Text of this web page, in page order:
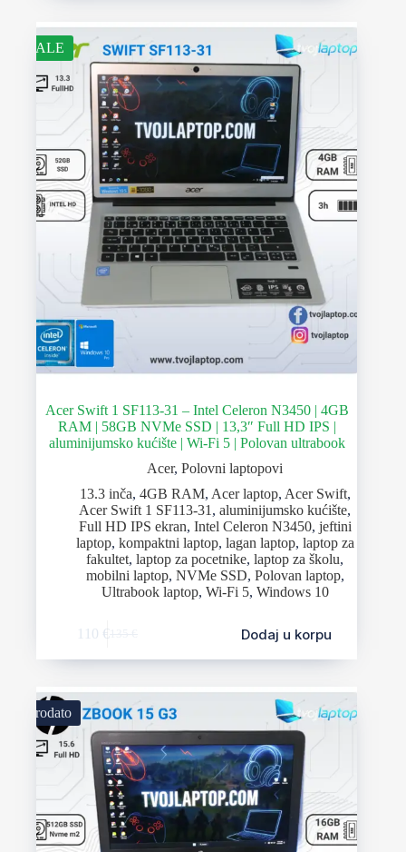
SALE
Acer Swift 1 SF113-31 – Intel Celeron N3450 | 4GB
RAM | 58GB NVMe SSD | 13,3″ Full HD IPS |
aluminijumsko kućište | Wi-Fi 5 | Polovan ultrabook
Acer,Polovni laptopovi
13.3 inča, 4GB RAM, Acer laptop, Acer Swift,
Acer Swift 1 SF113-31 ,aluminijumsko kućište,
Full HD IPS ekran, Intel Celeron N3450, jeftini
laptop, kompaktni laptop, lagan laptop, laptop za
fakultet,laptop za pocetnike,laptop za školu,
mobilni laptop, NVMe SSD, Polovan laptop,
Ultrabook laptop, Wi-Fi 5, Windows 10
110 € Dodaj u korpu
Prodato